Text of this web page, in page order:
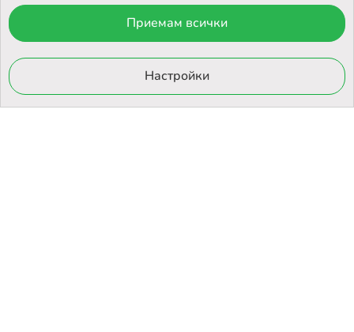
© 2026 Otrovi.com. Всички права запазени ™ |Карта на сайта
Онлайн магазин
Приемам всички
Настройки